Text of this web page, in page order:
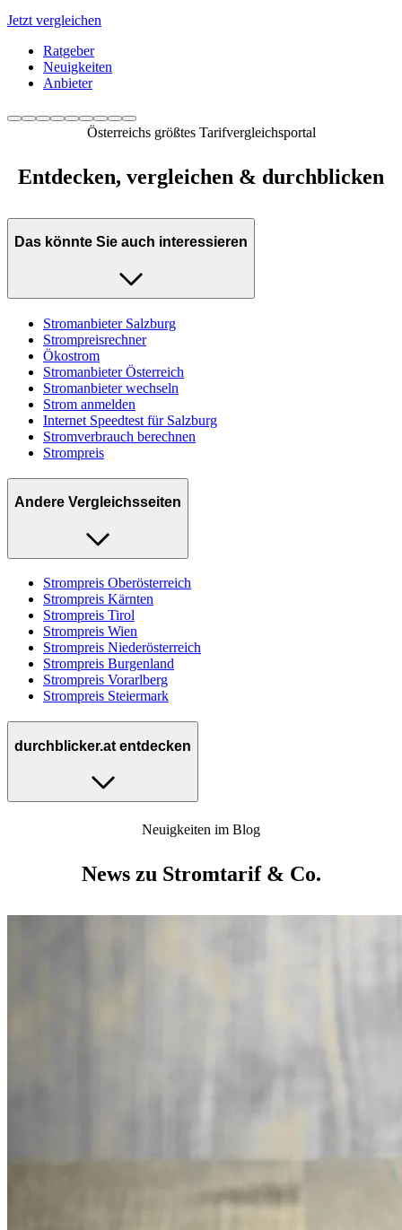
Jetzt vergleichen
Ratgeber
Neuigkeiten
Anbieter
Österreichs größtes Tarifvergleichsportal
Entdecken, vergleichen & durchblicken
Das könnte Sie auch interessieren
Stromanbieter Salzburg
Strompreisrechner
Ökostrom
Stromanbieter Österreich
Stromanbieter wechseln
Strom anmelden
Internet Speedtest für Salzburg
Stromverbrauch berechnen
Strompreis
Andere Vergleichsseiten
Strompreis Oberösterreich
Strompreis Kärnten
Strompreis Tirol
Strompreis Wien
Strompreis Niederösterreich
Strompreis Burgenland
Strompreis Vorarlberg
Strompreis Steiermark
durchblicker.at entdecken
Neuigkeiten im Blog
News zu Stromtarif & Co.